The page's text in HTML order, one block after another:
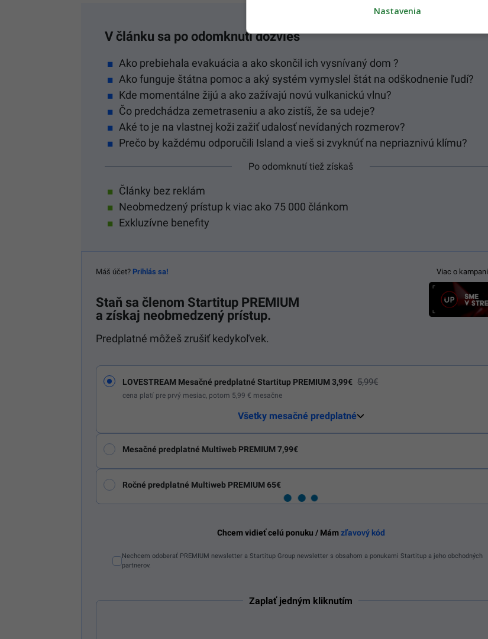
V článku sa po odomknutí dozvieš
Ako prebiehala evakuácia a ako skončil ich vysnívaný dom ?
Ako funguje štátna pomoc a aký systém vymyslel štát na odškodnenie ľudí?
Kde momentálne žijú a ako zažívajú novú vulkanickú vlnu?
Čo predchádza zemetraseniu a ako zistíš, že sa udeje?
Aké to je na vlastnej koži zažiť udalosť nevídaných rozmerov?
Prečo by každému odporučili Island a vieš si zvyknúť na nepriaznivú klímu?
Po odomknutí tiež získaš
Články bez reklám
Neobmedzený prístup k viac ako 75 000 článkom
Exkluzívne benefity
Viac o kampani
Máš účet? Prihlás sa!
Staň sa členom Startitup PREMIUM
a získaj neobmedzený prístup.
Predplatné môžeš zrušiť kedykoľvek.
LOVESTREAM Mesačné predplatné Startitup PREMIUM 3,99€ 5,99€
cena platí pre prvý mesiac, potom 5,99 € mesačne
Všetky mesačné predplatné
Mesačné predplatné Multiweb PREMIUM 7,99€
Ročné predplatné Multiweb PREMIUM 65€
Chcem vidieť celú ponuku / Mámzľavový kód
Nechcem odoberať PREMIUM newsletter a Startitup Group newsletter s obsahom a ponukami Startitup a jeho obchodných
partnerov.
Zaplať jedným kliknutím
Nastavenia